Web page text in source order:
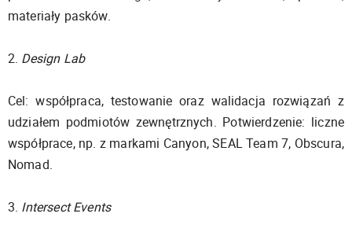
materiały pasków.
2. Design Lab
Cel: współpraca, testowanie oraz walidacja rozwiązań z
udziałem podmiotów zewnętrznych. Potwierdzenie: liczne
współprace, np. z markami Canyon, SEAL Team 7, Obscura,
Nomad.
3. Intersect Events